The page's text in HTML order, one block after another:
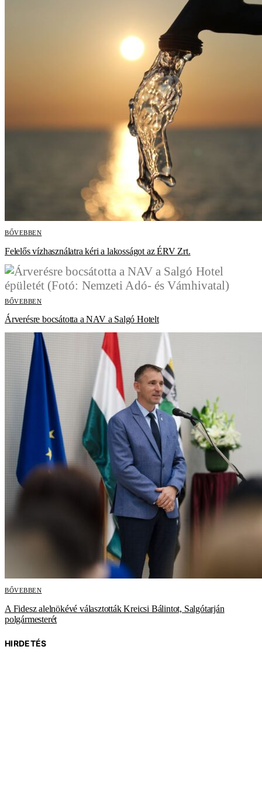
BŐVEBBEN
Felelős vízhasználatra kéri a lakosságot az ÉRV Zrt.
BŐVEBBEN
Árverésre bocsátotta a NAV a Salgó Hotelt
BŐVEBBEN
A Fidesz alelnökévé választották Kreicsi Bálintot, Salgótarján
polgármesterét
HIRDETÉS